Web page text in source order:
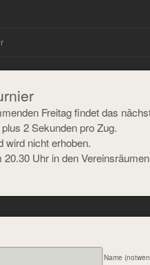
Freitag findet das
2 Sekunden pro Zug.
wird nicht erhoben.
20.30 Uhr in den
Name